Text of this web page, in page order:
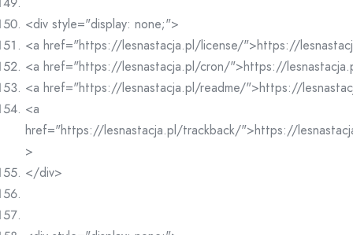
<div style="display: none;">
<a href="https://lesnastacja.pl/license/">https://
<a href="https://lesnastacja.pl/cron/">https://
<a href="https://lesnastacja.pl/readme/">https://
<a
href="https://lesnastacja.pl/trackback/">https://
>
</div>